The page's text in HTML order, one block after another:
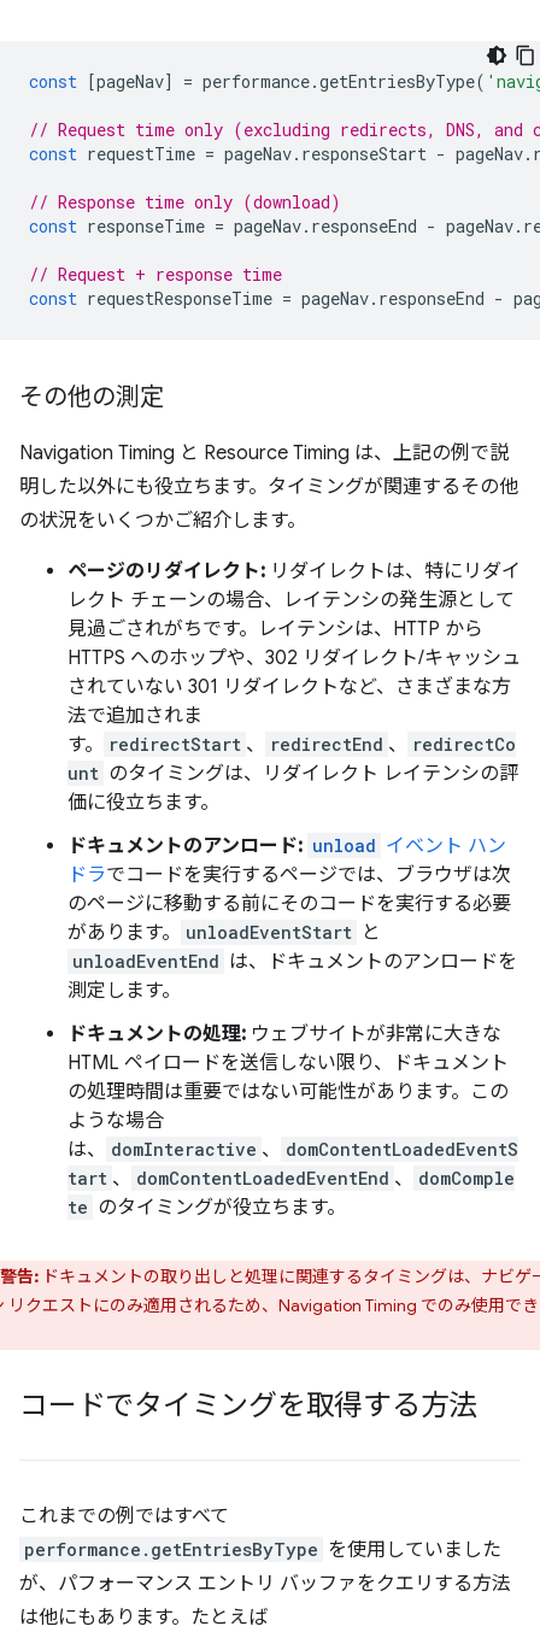
const [pageNav] = performance.getEntriesByType(
// Request time only (excluding redirects, DNS, and
const requestTime = pageNav. responseStart - pageNav.
// Response time only (download)
const responseTime = pageNav. responseEnd - pageNav.
// Request + response time
const requestResponseTime = pageNav. responseEnd -
その他の測定
Navigation Timing と Resource Timing は、上記の例で説
明した以外にも役立ちます。タイミングが関連するその他
の状況をいくつかご紹介します。
ページのリダイレクト: リダイレクトは、特にリダイ
レクト チェーンの場合、レイテンシの発生源として
見過ごされがちです。レイテンシは、HTTP から
HTTPS へのホップや、302 リダイレクト/キャッシュ
されていない 301 リダイレクトなど、さまざまな方
法で追加されま
す。
redirectStart 、 redirectEnd 、
redirectCo
unt のタイミングは、リダイレクト レイテンシの評
価に役立ちます。
ドキュメントのアンロード: unload イベント ハン
ドラでコードを実行するページでは、ブラウザは次
のページに移動する前にそのコードを実行する必要
があります。
unloadEventStart と
unloadEventEnd は、ドキュメントのアンロードを
測定します。
ドキュメントの処理: ウェブサイトが非常に大きな
HTML ペイロードを送信しない限り、ドキュメント
の処理時間は重要ではない可能性があります。この
ような場合
は、
domInteractive 、
domContentLoadedEventS
tart 、 domContentLoadedEventEnd 、
domComple
te のタイミングが役立ちます。
警告: ドキュメントの取り出しと処理に関連するタイミングは、ナビゲ
リクエストにのみ適用されるため、Navigation Timing でのみ使用で
コードでタイミングを取得する方法
これまでの例ではすべて
performance.getEntriesByType を使用していました
が、パフォーマンス エントリ バッファをクエリする方法
は他にもあります。たとえば